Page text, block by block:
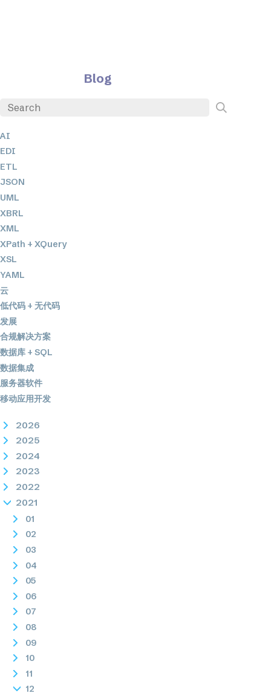
Blog
AI
EDI
ETL
JSON
UML
XBRL
XML
XPath + XQuery
XSL
YAML
云
低代码 + 无代码
发展
合规解决方案
数据库 + SQL
数据集成
服务器软件
移动应用开发
2026
2025
2024
2023
2022
2021
01
02
03
04
05
06
07
08
09
10
11
12